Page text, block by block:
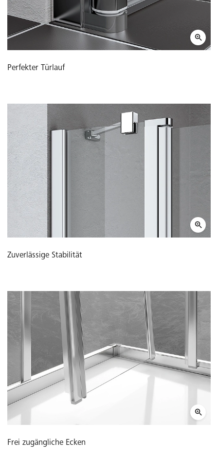
Perfekter Türlauf
Zuverlässige Stabilität
Frei zugängliche Ecken